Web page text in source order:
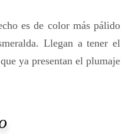
es de color más pálido
Llegan a tener el
ya presentan el plumaje